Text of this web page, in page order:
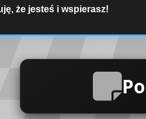
że jesteś i wspierasz!